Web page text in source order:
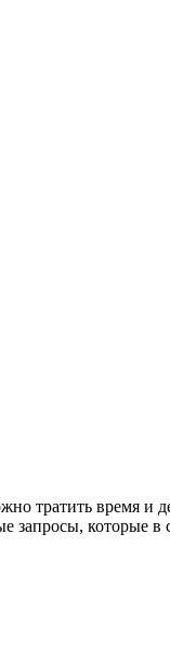
тратить время и
запросы, которые в